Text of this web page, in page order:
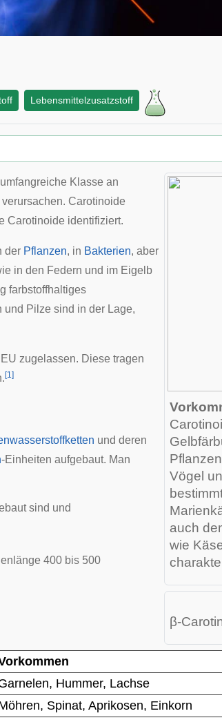
Lebensmittelzusatzstoff
Vögel
auch
wie
Klasse an
verursachen. Carotinoide
Carotinoide identifiziert.
der Pflanzen, in Bakterien, aber
in den Federn und im Eigelb
farbstoffhaltiges
und Pilze sind in der Lage,
EU zugelassen. Diese tragen
[1]
β-
und deren
-Einheiten aufgebaut. Man
sind und
400 bis 500
Hummer, Lachse
Spinat, Aprikosen, Einkorn